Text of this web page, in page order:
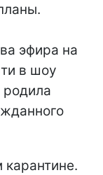
эфира на
в шоу
родила